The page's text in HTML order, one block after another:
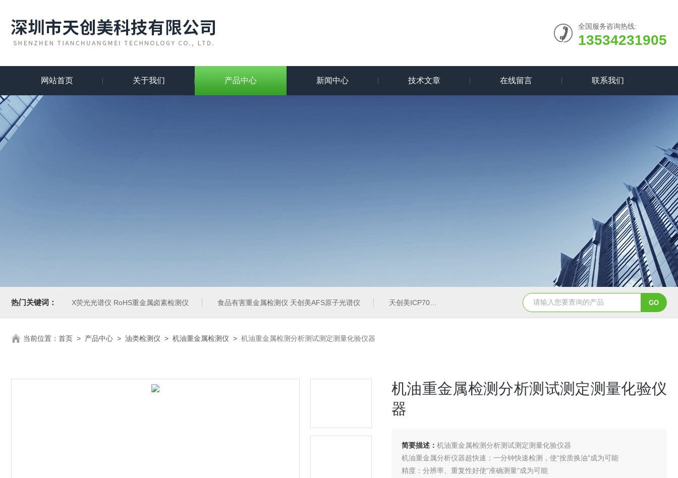
全国服务咨询热线:
13534231905
网站首页 关于我们 产品中心 新闻中心 技术文章 在线留言 联系我们
热门关键词： X荧光光谱仪 RoHS重金属卤素检测仪 食品有害重金属检测仪 天创美AFS原子光谱仪 天创美ICP700T电镀液中金属元素含量检测仪 天创美EDX1800电镀镀层厚度检测仪
当前位置： 首页 > 产品中心 > 油类检测仪 > 机油重金属检测仪 > 机油重金属检测分析测试测定测量化验仪器
机油重金属检测分析测试测定测量化验仪
器
简要描述： 机油重金属检测分析测试测定测量化验仪器
机油重金属分析仪器超快速：一分钟快速检测，使“按质换油"成为可能
精度：分辨率、重复性好使“准确测量"成为可能